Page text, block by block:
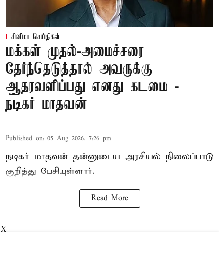
சினிமா செய்திகள்
மக்கள் முதல்-அமைச்சரை
தேர்ந்தெடுத்தால் அவருக்கு
ஆதரவளிப்பது எனது கடமை -
நடிகர் மாதவன்
Published on: 05 Aug 2026, 7:26 pm
நடிகர் மாதவன் தன்னுடைய அரசியல் நிலைப்பாடு
குறித்து பேசியுள்ளார்.
Read More
X